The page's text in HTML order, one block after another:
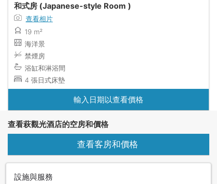
和式房 (Japanese-style Room )
查看相片
19 m²
海洋景
禁煙房
浴缸和淋浴間
4 張日式床墊
輸入日期以查看價格
查看萩觀光酒店的空房和價格
查看客房和價格
設施與服務